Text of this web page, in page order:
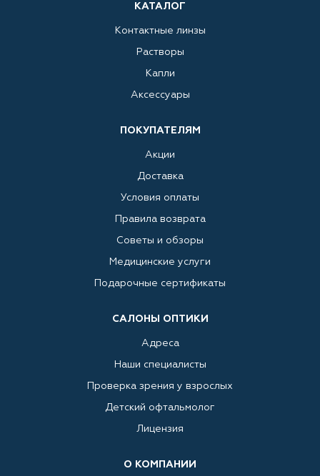
КАТАЛОГ
Контактные линзы
Растворы
Капли
Аксессуары
ПОКУПАТЕЛЯМ
Акции
Доставка
Условия оплаты
Правила возврата
Советы и обзоры
Медицинские услуги
Подарочные сертификаты
САЛОНЫ ОПТИКИ
Адреса
Наши специалисты
Проверка зрения у взрослых
Детский офтальмолог
Лицензия
О КОМПАНИИ